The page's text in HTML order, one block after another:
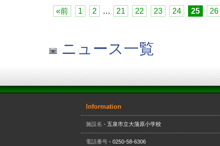
«前 1 2 … 21 22 23 24 25 26
ニュース一覧
Information
施設名 - 五泉市立大蒲原小学校
電話番号 - 0250-58-6306